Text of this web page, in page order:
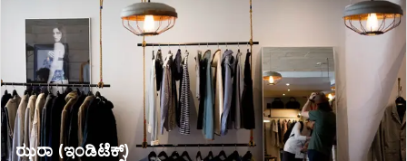
ಝರಾ (ಇಂಡಿಟೆಕ್ಸ್)